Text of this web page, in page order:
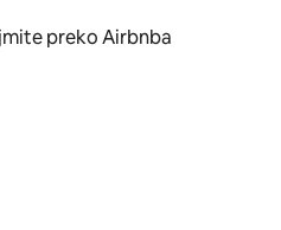
preko Airbnba